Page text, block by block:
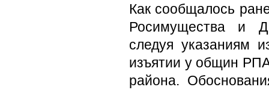
Как сообщалось
Росимущества и
следуя указаниям
изъятии у общин
района.